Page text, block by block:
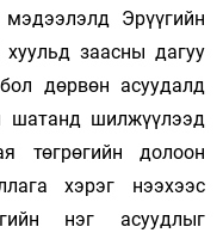
Эрүүгийн
заасны дагуу
дөрвөн асуудалд
шатанд шилжүүлээд
төгрөгийн долоон
хэрэг нээхээс
нэг асуудлыг